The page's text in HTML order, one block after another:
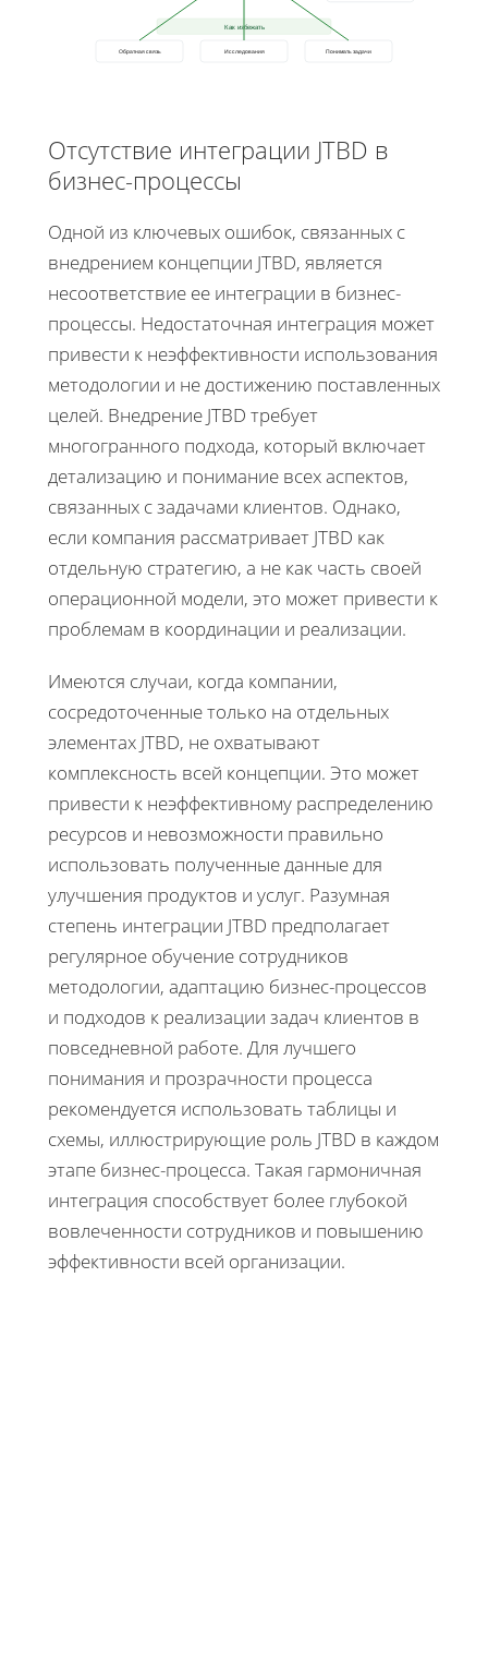
Как избежать
Обратная связь Исследования Понимать задачи
Отсутствие интеграции JTBD в
бизнес-процессы
Одной из ключевых ошибок, связанных с
внедрением концепции JTBD, является
несоответствие ее интеграции в бизнес-
процессы. Недостаточная интеграция может
привести к неэффективности использования
методологии и не достижению поставленных
целей. Внедрение JTBD требует
многогранного подхода, который включает
детализацию и понимание всех аспектов,
связанных с задачами клиентов. Однако,
если компания рассматривает JTBD как
отдельную стратегию, а не как часть своей
операционной модели, это может привести к
проблемам в координации и реализации.
Имеются случаи, когда компании,
сосредоточенные только на отдельных
элементах JTBD, не охватывают
комплексность всей концепции. Это может
привести к неэффективному распределению
ресурсов и невозможности правильно
использовать полученные данные для
улучшения продуктов и услуг. Разумная
степень интеграции JTBD предполагает
регулярное обучение сотрудников
методологии, адаптацию бизнес-процессов
и подходов к реализации задач клиентов в
повседневной работе. Для лучшего
понимания и прозрачности процесса
рекомендуется использовать таблицы и
схемы, иллюстрирующие роль JTBD в каждом
этапе бизнес-процесса. Такая гармоничная
интеграция способствует более глубокой
вовлеченности сотрудников и повышению
эффективности всей организации.